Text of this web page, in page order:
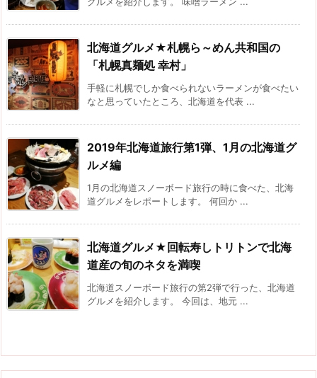
北海道グルメ★札幌ら～めん共和国の
「札幌真麺処 幸村」
手軽に札幌でしか食べられないラーメンが食べたい
なと思っていたところ、北海道を代表 ...
2019年北海道旅行第1弾、1月の北海道グ
ルメ編
1月の北海道スノーボード旅行の時に食べた、北海
道グルメをレポートします。 何回か ...
北海道グルメ★回転寿しトリトンで北海
道産の旬のネタを満喫
北海道スノーボード旅行の第2弾で行った、北海道
グルメを紹介します。 今回は、地元 ...